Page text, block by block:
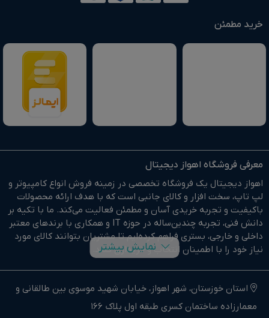
خرید مطمئن
معرفی فروشگاه اهواز دیجیتال
اهواز دیجیتال یک فروشگاه تخصصی در زمینه فروش انواع کامپیوتر و
لپ تاپ، سخت افزار و کالای جانبی است که با هدف ارائه محصولات
باکیفیت و تجربه خریدی آسان و مطمئن فعالیت می‌کند. ما با تکیه بر
دانش فنی، تجربه چندین‌ساله در حوزه IT و همکاری با برندهای معتبر
داخلی و خارجی، بستری فراهم کرده‌ایم تا مشتریان بتوانند کالای مورد
نیاز خود را با اطمینان انتخاب و خریداری کنند.
در وبسایت اهواز دیجیتال براحتی خرید آنلاین انجام دهید و در
کوتاهترین زمان ممکن کالای خود را تحویل بگیرید.
ما وارد کننده مستقیم انواع کامپیوتر،لپ تاپ و سخت افزار استوک و
نمایش بیشتر
استان خوزستان، شهر اهواز، خیابان شهید موسوی بین طالقانی و
معمارزاده ساختمان کسری طبقه اول پلاک 166